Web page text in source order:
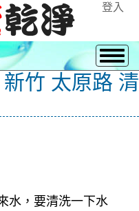
登入
竹 太原路 清
水，要清洗一下水